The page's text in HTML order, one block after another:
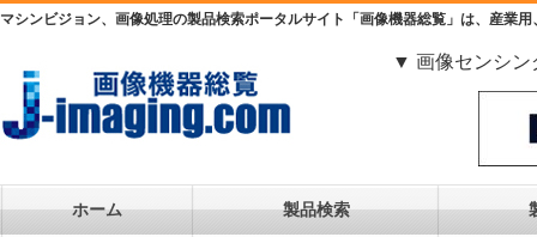
マシンビジョン、画像処理の製品検索ポータルサイト「画像機器総覧」は、産業
▼ 画像センシ
ホーム 製品検索